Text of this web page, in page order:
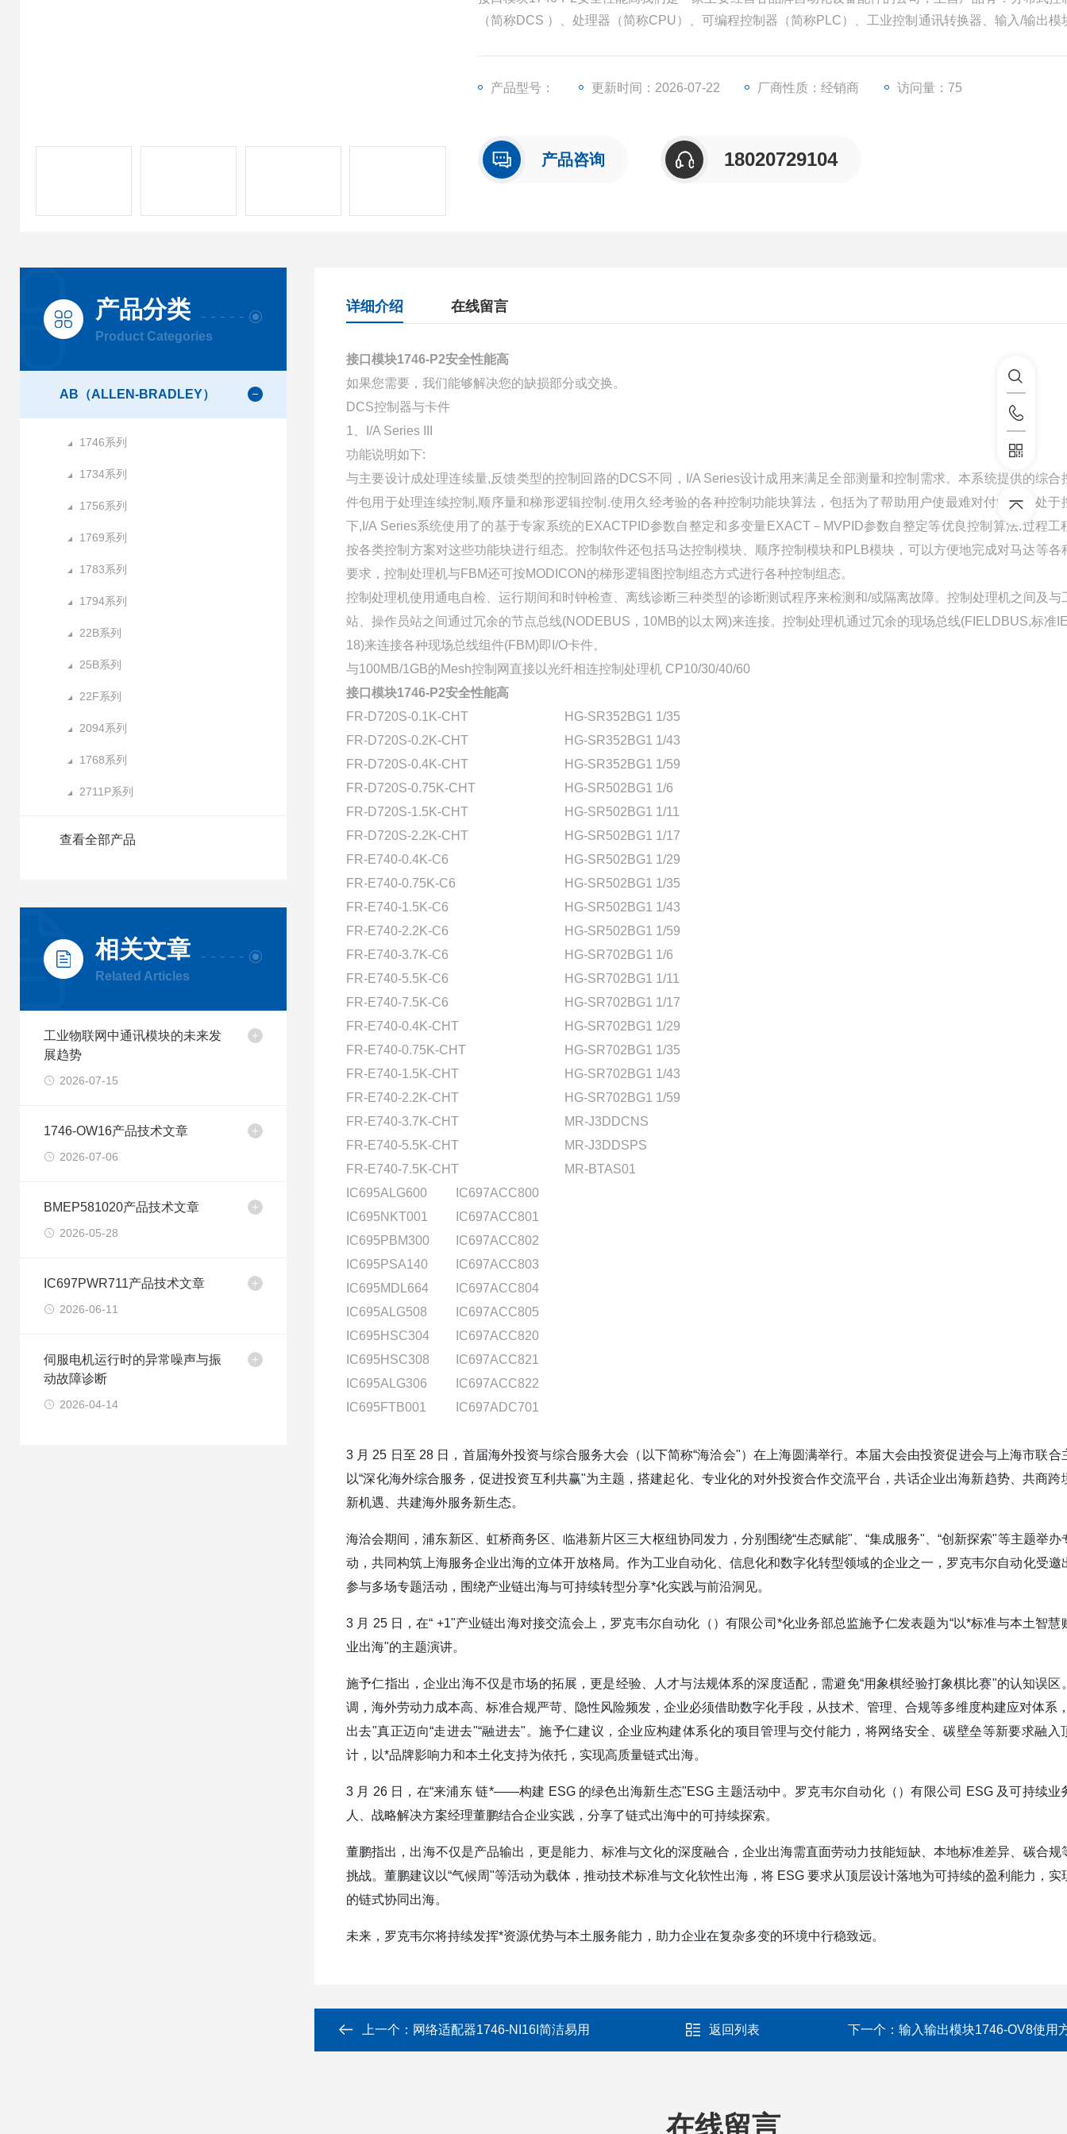
（简称DCS ）、处理器（简称CPU）、可编程控制器（简称PLC）、工业控制通讯转换器、输入/输出模
产品型号： 更新时间：2026-07-22 厂商性质：经销商 访问量：75
产品咨询 18020729104
产品分类
Product Categories
AB（ALLEN-BRADLEY）
1746系列
1734系列
1756系列
1769系列
1783系列
1794系列
22B系列
25B系列
22F系列
2094系列
1768系列
2711P系列
查看全部产品
相关文章
Related Articles
工业物联网中通讯模块的未来发
展趋势
2026-07-15
1746-OW16产品技术文章
2026-07-06
BMEP581020产品技术文章
2026-05-28
IC697PWR711产品技术文章
2026-06-11
伺服电机运行时的异常噪声与振
动故障诊断
2026-04-14
详细介绍 在线留言
接口模块1746-P2安全性能高
如果您需要，我们能够解决您的缺损部分或交换。
DCS控制器与卡件
1、I/A Series III
功能说明如下:
与主要设计成处理连续量,反馈类型的控制回路的DCS不同，I/A Series设计成用来满足全部测量和控制需求。本系统提供的综合
件包用于处理连续控制,顺序量和梯形逻辑控制.使用久经考验的各种控制功能块算法，包括为了帮助用户使最难对付的回路处于
下,I/A Series系统使用了的基于专家系统的EXACTPID参数自整定和多变量EXACT－MVPID参数自整定等优良控制算法.过程工
按各类控制方案对这些功能块进行组态。控制软件还包括马达控制模块、顺序控制模块和PLB模块，可以方便地完成对马达等各
要求，控制处理机与FBM还可按MODICON的梯形逻辑图控制组态方式进行各种控制组态。
控制处理机使用通电自检、运行期间和时钟检查、离线诊断三种类型的诊断测试程序来检测和/或隔离故障。控制处理机之间及与
站、操作员站之间通过冗余的节点总线(NODEBUS，10MB的以太网)来连接。控制处理机通过冗余的现场总线(FIELDBUS,标准
18)来连接各种现场总线组件(FBM)即I/O卡件。
与100MB/1GB的Mesh控制网直接以光纤相连控制处理机 CP10/30/40/60
接口模块1746-P2安全性能高
FR-D720S-0.1K-CHT
HG-SR352BG1 1/35
FR-D720S-0.2K-CHT
HG-SR352BG1 1/43
FR-D720S-0.4K-CHT
HG-SR352BG1 1/59
FR-D720S-0.75K-CHT
HG-SR502BG1 1/6
FR-D720S-1.5K-CHT
HG-SR502BG1 1/11
FR-D720S-2.2K-CHT
HG-SR502BG1 1/17
FR-E740-0.4K-C6
HG-SR502BG1 1/29
FR-E740-0.75K-C6
HG-SR502BG1 1/35
FR-E740-1.5K-C6
HG-SR502BG1 1/43
FR-E740-2.2K-C6
HG-SR502BG1 1/59
FR-E740-3.7K-C6
HG-SR702BG1 1/6
FR-E740-5.5K-C6
HG-SR702BG1 1/11
FR-E740-7.5K-C6
HG-SR702BG1 1/17
FR-E740-0.4K-CHT
HG-SR702BG1 1/29
FR-E740-0.75K-CHT
HG-SR702BG1 1/35
FR-E740-1.5K-CHT
HG-SR702BG1 1/43
FR-E740-2.2K-CHT
HG-SR702BG1 1/59
FR-E740-3.7K-CHT
MR-J3DDCNS
FR-E740-5.5K-CHT
MR-J3DDSPS
FR-E740-7.5K-CHT
MR-BTAS01
IC695ALG600
IC697ACC800
IC695NKT001
IC697ACC801
IC695PBM300
IC697ACC802
IC695PSA140
IC697ACC803
IC695MDL664
IC697ACC804
IC695ALG508
IC697ACC805
IC695HSC304
IC697ACC820
IC695HSC308
IC697ACC821
IC695ALG306
IC697ACC822
IC695FTB001
IC697ADC701
3 月 25 日至 28 日，首届海外投资与综合服务大会（以下简称“海洽会"）在上海圆满举行。本届大会由投资促进会与上海市联合
以“深化海外综合服务，促进投资互利共赢"为主题，搭建起化、专业化的对外投资合作交流平台，共话企业出海新趋势、共商跨
新机遇、共建海外服务新生态。
海洽会期间，浦东新区、虹桥商务区、临港新片区三大枢纽协同发力，分别围绕“生态赋能"、“集成服务"、“创新探索"等主题举办
动，共同构筑上海服务企业出海的立体开放格局。作为工业自动化、信息化和数字化转型领域的企业之一，罗克韦尔自动化受邀
参与多场专题活动，围绕产业链出海与可持续转型分享*化实践与前沿洞见。
3 月 25 日，在“ +1"产业链出海对接交流会上，罗克韦尔自动化（）有限公司*化业务部总监施予仁发表题为“以*标准与本土智慧
业出海"的主题演讲。
施予仁指出，企业出海不仅是市场的拓展，更是经验、人才与法规体系的深度适配，需避免“用象棋经验打象棋比赛"的认知误区
调，海外劳动力成本高、标准合规严苛、隐性风险频发，企业必须借助数字化手段，从技术、管理、合规等多维度构建应对体系
出去"真正迈向“走进去"“融进去"。施予仁建议，企业应构建体系化的项目管理与交付能力，将网络安全、碳壁垒等新要求融入
计，以*品牌影响力和本土化支持为依托，实现高质量链式出海。
3 月 26 日，在“来浦东 链*——构建 ESG 的绿色出海新生态"ESG 主题活动中。罗克韦尔自动化（）有限公司 ESG 及可持续业
人、战略解决方案经理董鹏结合企业实践，分享了链式出海中的可持续探索。
董鹏指出，出海不仅是产品输出，更是能力、标准与文化的深度融合，企业出海需直面劳动力技能短缺、本地标准差异、碳合规
挑战。董鹏建议以“气候周"等活动为载体，推动技术标准与文化软性出海，将 ESG 要求从顶层设计落地为可持续的盈利能力，实
的链式协同出海。
未来，罗克韦尔将持续发挥*资源优势与本土服务能力，助力企业在复杂多变的环境中行稳致远。
上一个： 网络适配器1746-NI16I简洁易用 返回列表 下一个： 输入输出模块1746-OV8使用
在线留言